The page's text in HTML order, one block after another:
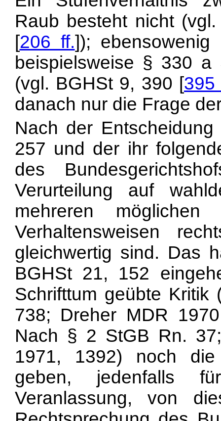
Raub besteht nicht
[206 ff.]);
beispielsweise § 330 a
(vgl. BGHSt 9, 390 [395
danach nur die Frage
Nach der
257 und der ihr
des
Verurteilung auf
mehreren möglichen
Verhaltensweisen
gleichwertig sind. Das
BGHSt 21, 152
Schrifttum geübte Kritik
738; Dreher MDR
Nach § 2 StGB Rn.
1971, 1392) noch die
geben, jedenfalls
Veranlassung, von